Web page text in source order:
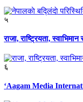
५
राजा, राष्ट्रियता,
६
‘Aagam Media